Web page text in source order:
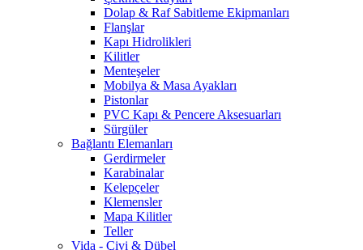
Dolap & Raf Sabitleme Ekipmanları
Flanşlar
Kapı Hidrolikleri
Kilitler
Menteşeler
Mobilya & Masa Ayakları
Pistonlar
PVC Kapı & Pencere Aksesuarları
Sürgüler
Bağlantı Elemanları
Gerdirmeler
Karabinalar
Kelepçeler
Klemensler
Mapa Kilitler
Teller
Vida - Çivi & Dübel